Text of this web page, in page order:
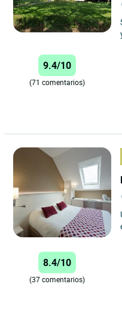
9.4/10
(71 comentarios)
8.4/10
(37 comentarios)